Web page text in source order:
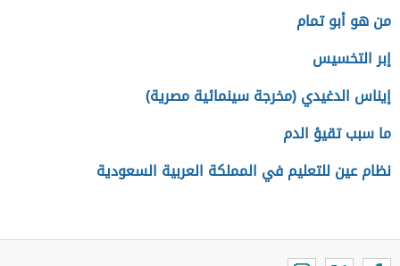
من هو أبو تمام
إبر التخسيس
إيناس الدغيدي (مخرجة سينمائية مصرية)
ما سبب تقيؤ الدم
نظام عين للتعليم في المملكة العربية السعودية